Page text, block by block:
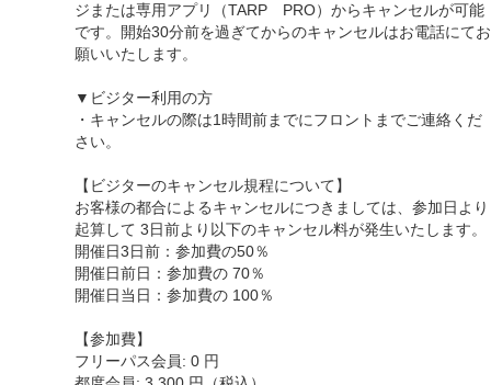
ジまたは専用アプリ（TARP PRO）からキャンセルが可能
です。開始30分前を過ぎてからのキャンセルはお電話にてお
願いいたします。
▼ビジター利用の方
・キャンセルの際は1時間前までにフロントまでご連絡くだ
さい。
【ビジターのキャンセル規程について】
お客様の都合によるキャンセルにつきましては、参加日より
起算して 3日前より以下のキャンセル料が発生いたします。
開催日3日前：参加費の50％
開催日前日：参加費の 70％
開催日当日：参加費の 100％
【参加費】
フリーパス会員: 0 円